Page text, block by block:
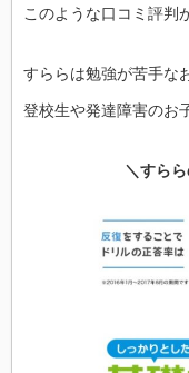
このような口コミ評判
すららは勉強が苦手な
登校生や発達障害のお
＼すら